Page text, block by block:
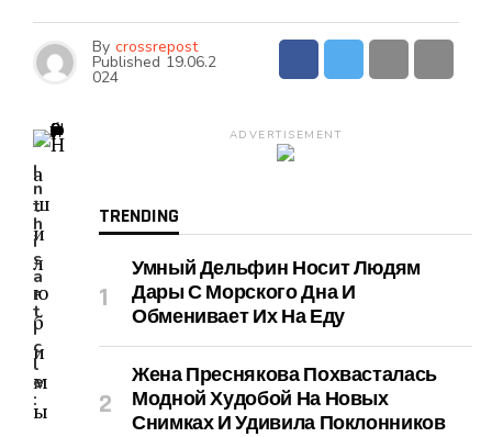
By crossrepost
Published 19.06.2
024
I
n
t
h
i
s
a
r
t
i
c
l
e
:
ADVERTISEMENT
TRENDING
Умный Дельфин Носит Людям
Дары С Морского Дна И
Обменивает Их На Еду
Жена Преснякова Похвасталась
Модной Худобой На Новых
Снимках И Удивила Поклонников